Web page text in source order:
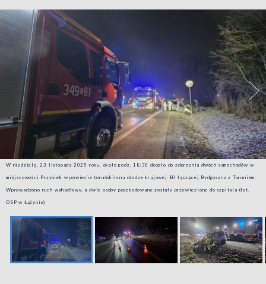
W niedzielę, 23 listopada 2025 roku, około godz. 18:30 doszło do zderzenia dwóch samochodów w
miejscowości Przysiek w powiecie toruńskim na drodze krajowej 80 łączącej Bydgoszcz z Toruniem.
Wprowadzono ruch wahadłowy, a dwie osoby poszkodowane zostały przewiezione do szpitala (fot.
OSP w Łążynie)